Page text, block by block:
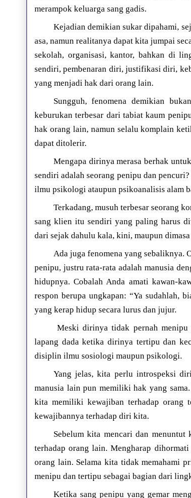
merampok keluarga sang gadis.
Kejadian demikian sukar dipahami,
asa, namun realitanya dapat kita jumpai
sekolah, organisasi, kantor, bahkan di
sendiri, pembenaran diri, justifikasi diri,
yang menjadi hak dari orang lain.
Sungguh, fenomena demikian
keburukan terbesar dari tabiat kaum
hak orang lain, namun selalu komplain
dapat ditolerir.
Mengapa dirinya merasa berhak
sendiri adalah seorang penipu dan
ilmu psikologi ataupun psikoanalisis alam
Terkadang, musuh terbesar seorang
sang klien itu sendiri yang paling harus
dari sejak dahulu kala, kini, maupun
Ada juga fenomena yang sebaliknya.
penipu, justru rata-rata adalah manusia
hidupnya. Cobalah Anda amati kawan-
respon berupa ungkapan: “Ya sudahlah,
yang kerap hidup secara lurus dan jujur.
Meski dirinya tidak pernah
lapang dada ketika dirinya tertipu dan
disiplin ilmu sosiologi maupun psikologi.
Yang jelas, kita perlu introspeksi
manusia lain pun memiliki hak yang
kita memiliki kewajiban terhadap orang
kewajibannya terhadap diri kita.
Sebelum kita mencari dan
terhadap orang lain. Mengharap
orang lain. Selama kita tidak memahami
menipu dan tertipu sebagai bagian dari
Ketika sang penipu yang gemar